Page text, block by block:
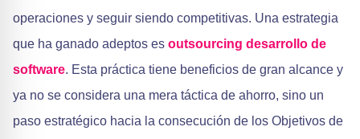
operaciones y seguir siendo competitivas. Una estrategia
que ha ganado adeptos es outsourcing desarrollo de
software. Esta práctica tiene beneficios de gran alcance y
ya no se considera una mera táctica de ahorro, sino un
paso estratégico hacia la consecución de los Objetivos de